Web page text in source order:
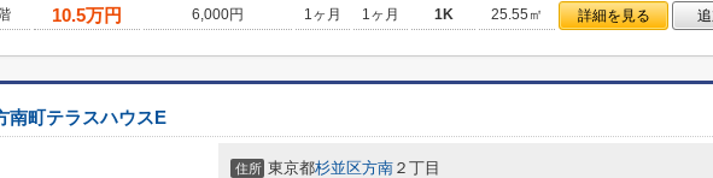
10.5万円 6,000円 1ヶ月 1ヶ月 1K 25.55㎡ 詳細を見る
南町テラスハウスE
住所 東京都杉並区方南 ２丁目